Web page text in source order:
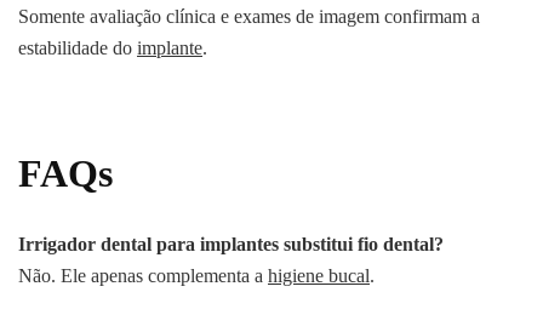
Somente avaliação clínica e exames de imagem confirmam a
estabilidade do implante.
FAQs
Irrigador dental para implantes substitui fio dental?
Não. Ele apenas complementa a higiene bucal.